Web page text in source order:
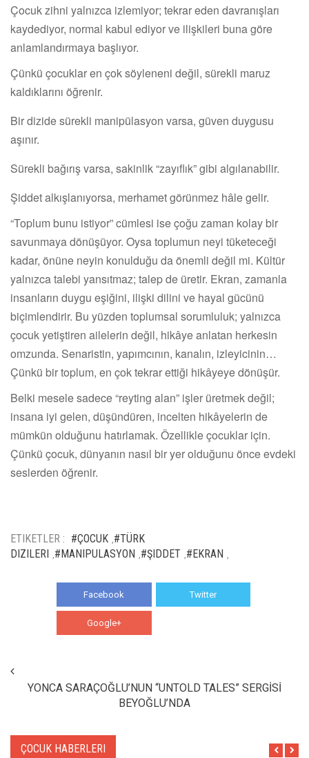
Çocuk zihni yalnızca izlemiyor; tekrar eden davranışları
kaydediyor, normal kabul ediyor ve ilişkileri buna göre
anlamlandırmaya başlıyor.
Çünkü çocuklar en çok söyleneni değil, sürekli maruz
kaldıklarını öğrenir.
Bir dizide sürekli manipülasyon varsa, güven duygusu
aşınır.
Sürekli bağırış varsa, sakinlik “zayıflık” gibi algılanabilir.
Şiddet alkışlanıyorsa, merhamet görünmez hâle gelir.
“Toplum bunu istiyor” cümlesi ise çoğu zaman kolay bir
savunmaya dönüşüyor. Oysa toplumun neyi tüketeceği
kadar, önüne neyin konulduğu da önemli değil mi. Kültür
yalnızca talebi yansıtmaz; talep de üretir. Ekran, zamanla
insanların duygu eşiğini, ilişki dilini ve hayal gücünü
biçimlendirir. Bu yüzden toplumsal sorumluluk; yalnızca
çocuk yetiştiren ailelerin değil, hikâye anlatan herkesin
omzunda. Senaristin, yapımcının, kanalın, izleyicinin…
Çünkü bir toplum, en çok tekrar ettiği hikâyeye dönüşür.
Belki mesele sadece “reyting alan” işler üretmek değil;
insana iyi gelen, düşündüren, incelten hikâyelerin de
mümkün olduğunu hatırlamak. Özellikle çocuklar için.
Çünkü çocuk, dünyanın nasıl bir yer olduğunu önce evdeki
seslerden öğrenir.
ETIKETLER : #ÇOCUK #TÜRK
DIZILERI #MANIPULASYON #ŞIDDET #EKRAN
Facebook Twitter
Google+
YONCA SARAÇOĞLU’NUN “UNTOLD TALES” SERGİSİ
BEYOĞLU’NDA
ÇOCUK HABERLERI